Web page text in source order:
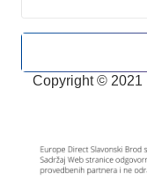
Copyright © 2021